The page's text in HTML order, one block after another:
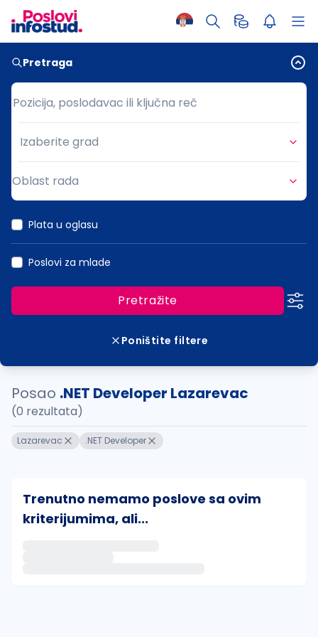
Pretraga
Pozicija, poslodavac ili ključna reč
Pozicija, poslodavac ili ključna reč
Grad
Izaberite grad
Oblast rada
Plata u oglasu
Poslovi za mlade
Pretražite
Poništite filtere
Posao .NET Developer Lazarevac
(0 rezultata)
Lazarevac .NET Developer
Trenutno nemamo poslove sa ovim
kriterijumima, ali...